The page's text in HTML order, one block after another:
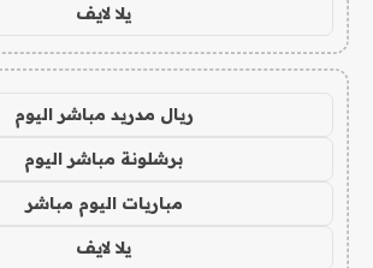
يلا لايف
ريال مدريد مباشر اليوم
برشلونة مباشر اليوم
مباريات اليوم مباشر
يلا لايف